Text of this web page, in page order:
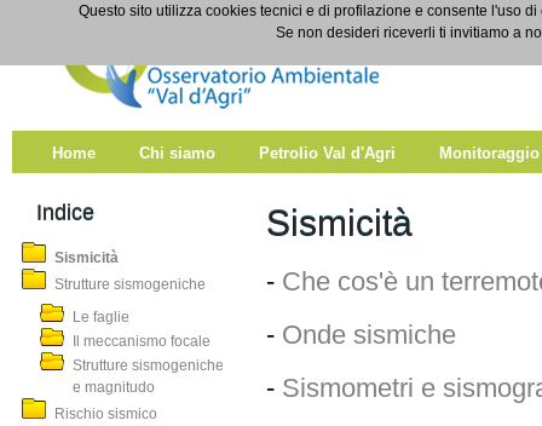
Salta al contenuto
Sismicità
Home Chi siamo Petrolio Val d'Agri Monitoraggio
Indice
Sismicità
Strutture sismogeniche
Le faglie
Il meccanismo focale
Strutture sismogeniche
e magnitudo
Rischio sismico
Sismicità
- Che cos'è un
- Onde sismiche
- Sismometri e
Questo sito utilizza cookies tecnici e di profilazione e consente l'uso
Se non desideri riceverli ti invitiamo a